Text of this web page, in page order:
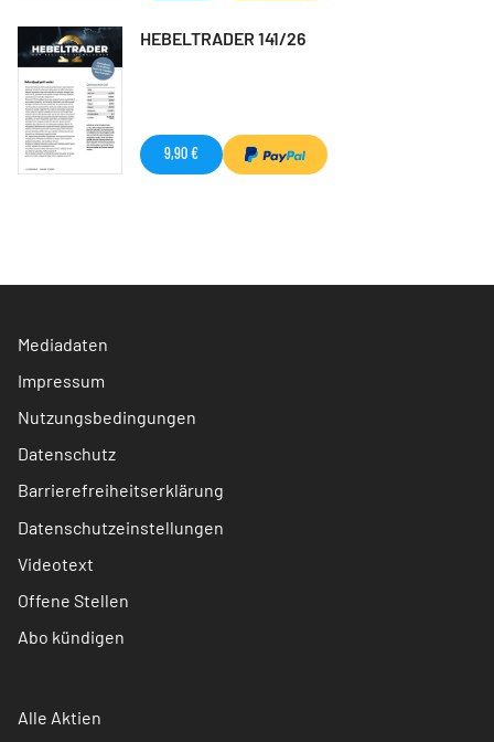
HEBELTRADER 141/26
9,90 €
Mediadaten
Impressum
Nutzungsbedingungen
Datenschutz
Barrierefreiheitserklärung
Datenschutzeinstellungen
Videotext
Offene Stellen
Abo kündigen
Alle Aktien